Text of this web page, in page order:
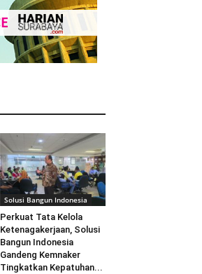
Solusi Bangun Indonesia
Perkuat Tata Kelola
Ketenagakerjaan, Solusi
Bangun Indonesia
Gandeng Kemnaker
Tingkatkan Kepatuhan...